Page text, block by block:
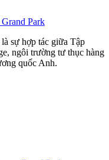
Park
sự hợp tác giữa Tập
ngôi trường tư thục hàng
quốc Anh.